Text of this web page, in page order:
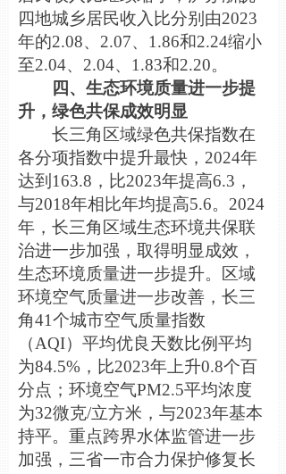
四地城乡居民收入比分别由2023
年的2.08、2.07、1.86和2.24缩小
至2.04、2.04、1.83和2.20。
四、生态环境质量进一步提
升，绿色共保成效明显
长三角区域绿色共保指数在
各分项指数中提升最快，2024年
达到163.8，比2023年提高6.3，
与2018年相比年均提高5.6。2024
年，长三角区域生态环境共保联
治进一步加强，取得明显成效，
生态环境质量进一步提升。区域
环境空气质量进一步改善，长三
角41个城市空气质量指数
（AQI）平均优良天数比例平均
为84.5%，比2023年上升0.8个百
分点；环境空气PM2.5平均浓度
为32微克/立方米，与2023年基本
持平。重点跨界水体监管进一步
加强，三省一市合力保护修复长